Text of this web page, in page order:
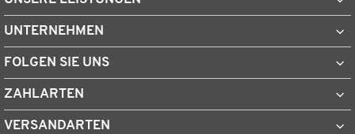
UNTERNEHMEN
FOLGEN SIE UNS
ZAHLARTEN
VERSANDARTEN